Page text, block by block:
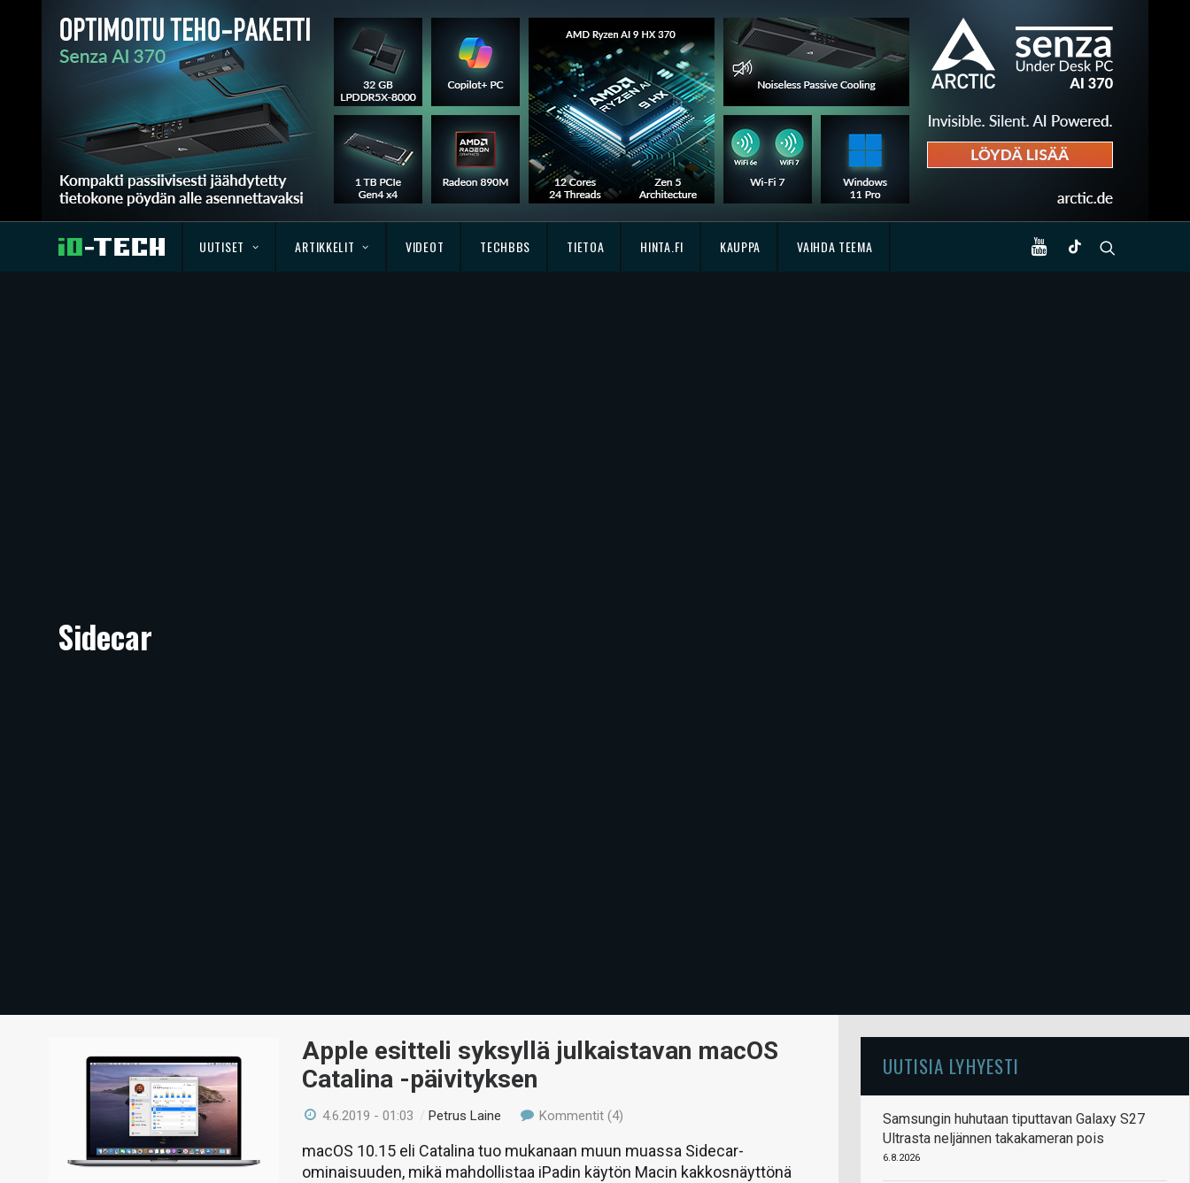
UUTISET ARTIKKELIT VIDEOT TECHBBS TIETOA HINTA.FI KAUPPA VAIHDA TEEMA
Sidecar
Apple esitteli syksyllä julkaistavan macOS
Catalina -päivityksen
4.6.2019 - 01:03 /Petrus Laine Kommentit (4)
macOS 10.15 eli Catalina tuo mukanaan muun muassa Sidecar-
ominaisuuden, mikä mahdollistaa iPadin käytön Macin kakkosnäyttönä
UUTISIA LYHYESTI
Samsungin huhutaan tiputtavan Galaxy S27
Ultrasta neljännen takakameran pois
6.8.2026